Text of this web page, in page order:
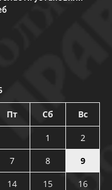
Пт Сб Вс
1
2
7 8
9
14 15
16